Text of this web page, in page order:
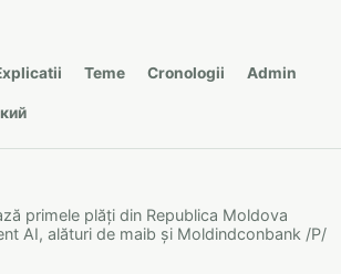
Teme Cronologii Admin
primele plăți din Republica Moldova
AI, alături de maib și Moldindconbank /P/